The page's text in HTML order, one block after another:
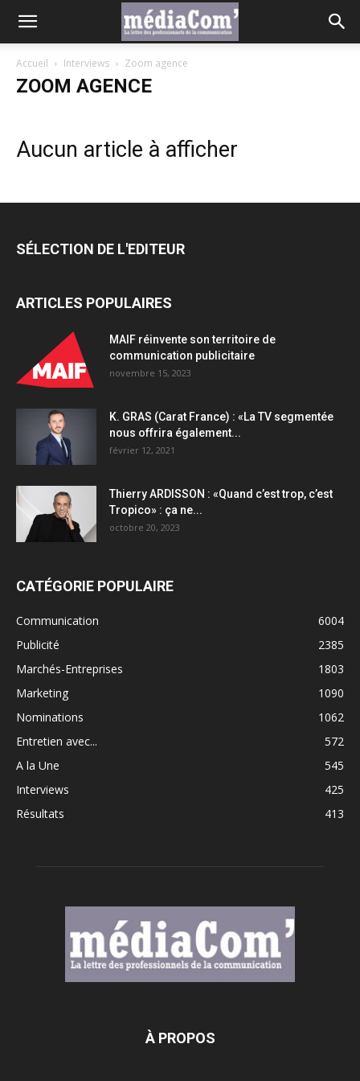
Accueil Interviews Zoom agence
ZOOM AGENCE
Aucun article à afficher
SÉLECTION DE L'EDITEUR
ARTICLES POPULAIRES
MAIF réinvente son territoire de
communication publicitaire
novembre 15, 2023
K. GRAS (Carat France) : «La TV segmentée
nous offrira également...
février 12, 2021
Thierry ARDISSON : «Quand c’est trop, c’est
Tropico» : ça ne...
octobre 20, 2023
CATÉGORIE POPULAIRE
Communication
6004
Publicité
2385
Marchés-Entreprises
1803
Marketing
1090
Nominations
1062
Entretien avec...
572
A la Une
545
Interviews
425
Résultats
413
À PROPOS